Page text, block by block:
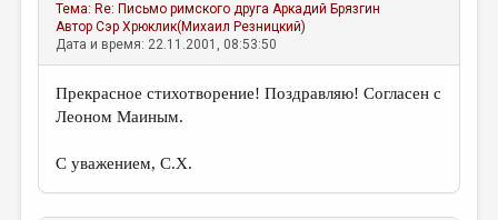
ДЕТСКАЯ КОМНАТА
КНИЖНАЯ ПОЛКА
ОБЗОР ЛИТЕРАТУРЫ
Тема: Re: Письмо римского друга Аркадий Брязгин
АвторСэр Хрюклик(Михаил Резницкий)
Дата и время: 22.11.2001, 08:53:50
Прекрасное стихотворение! Поздравляю! Согласен с
Леоном Маиным.
С уважением, С.Х.